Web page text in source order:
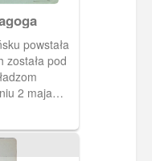
powstała
została pod
2 maja